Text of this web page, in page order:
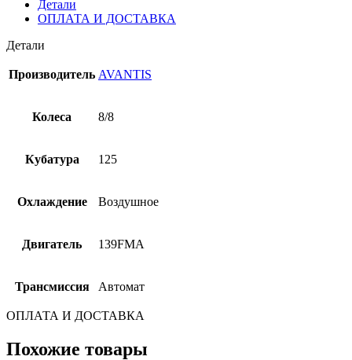
Детали
ОПЛАТА И ДОСТАВКА
Детали
Производитель AVANTIS
Колеса 8/8
Кубатура 125
Охлаждение Воздушное
Двигатель 139FMA
Трансмиссия Автомат
ОПЛАТА И ДОСТАВКА
Похожие товары